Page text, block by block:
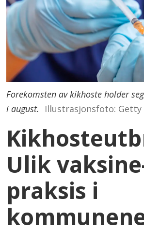
Forekomsten av kikhoste holder
i august.
Illustrasjonsfoto: Getty
Ulik
praksis i